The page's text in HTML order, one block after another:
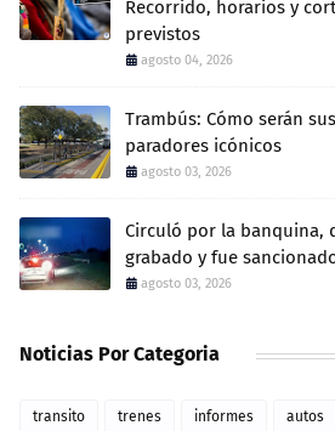
Recorrido, horarios y
previstos
agosto 04, 2026
Trambús: Cómo serán sus
paradores icónicos
agosto 03, 2026
Circuló por la banquina,
grabado y fue
agosto 03, 2026
Noticias Por Categoria
transito trenes informes autos